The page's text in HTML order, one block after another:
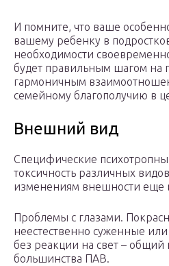
И помните, что ваше
вашему ребенку в
необходимости
будет правильным шагом на
гармоничным
семейному благополучию в
Внешний вид
Специфические
токсичность различных
изменениям внешности еще
Проблемы с глазами.
неестественно суженные
без реакции на свет – общий
большинства ПАВ.